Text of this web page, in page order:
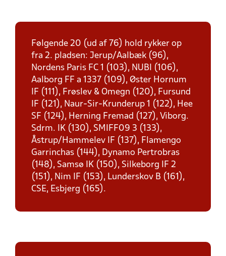
Følgende 20 (ud af 76) hold rykker op
fra 2. pladsen: Jerup/Aalbæk (96),
Nordens Paris FC 1 (103), NUBI (106),
Aalborg FF a 1337 (109), Øster Hornum
IF (111), Frøslev & Omegn (120), Fursund
IF (121), Naur-Sir-Krunderup 1 (122), Hee
SF (124), Herning Fremad (127), Viborg.
Sdrm. IK (130), SMIFF09 3 (133),
Åstrup/Hammelev IF (137), Flamengo
Garrinchas (144), Dynamo Pertrobras
(148), Samsø IK (150), Silkeborg IF 2
(151), Nim IF (153), Lunderskov B (161),
CSE, Esbjerg (165).